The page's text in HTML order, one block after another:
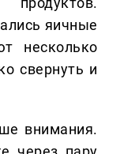
яичные
несколько
свернуть и
внимания.